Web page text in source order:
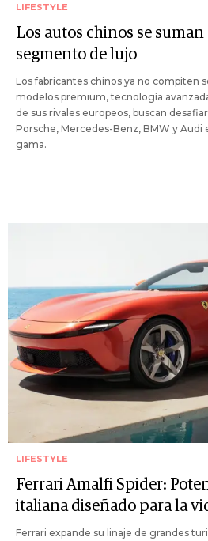
LIFESTYLE
Los autos chinos se suman
segmento de lujo
Los fabricantes chinos ya no compiten
modelos premium, tecnología
de sus rivales europeos, buscan
Porsche, Mercedes-Benz, BMW y Audi
gama.
LIFESTYLE
Ferrari Amalfi Spider:
italiana diseñado para la
Ferrari expande su linaje de grandes